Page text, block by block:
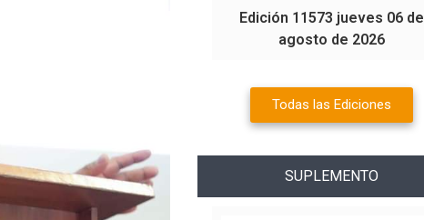
Edición 11573 jueves 06 de
agosto de 2026
Todas las Ediciones
SUPLEMENTO